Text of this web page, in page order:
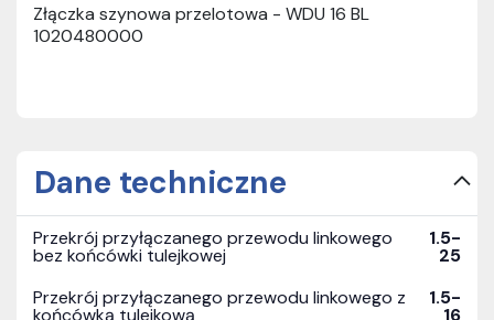
Złączka szynowa przelotowa - WDU 16 BL
1020480000
Dane techniczne
Przekrój przyłączanego przewodu linkowego
bez końcówki tulejkowej
1.5-
25
Przekrój przyłączanego przewodu linkowego z
1.5-